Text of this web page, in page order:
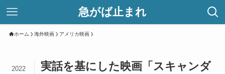
急がば止まれ
ホーム 海外映画 アメリカ映画
実話を基にした映画「スキャンダ
2022